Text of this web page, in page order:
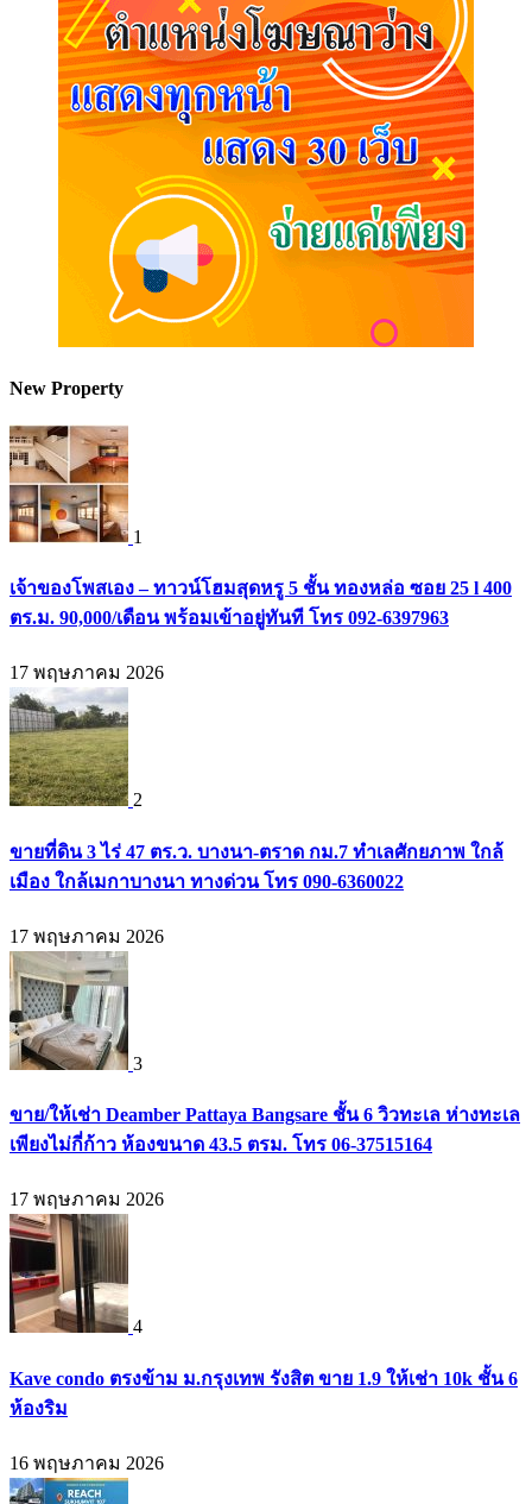
New Property
1
เจ้าของโพสเอง – ทาวน์โฮมสุดหรู 5 ชั้น ทองหล่อ ซอย 25 l 400
ตร.ม. 90,000/เดือน พร้อมเข้าอยู่ทันที โทร 092-6397963
17 พฤษภาคม 2026
2
ขายที่ดิน 3 ไร่ 47 ตร.ว. บางนา-ตราด กม.7 ทำเลศักยภาพ ใกล้
เมือง ใกล้เมกาบางนา ทางด่วน โทร 090-6360022
17 พฤษภาคม 2026
3
ขาย/ให้เช่า Deamber Pattaya Bangsare ชั้น 6 วิวทะเล ห่างทะเล
เพียงไม่กี่ก้าว ห้องขนาด 43.5 ตรม. โทร 06-37515164
17 พฤษภาคม 2026
4
Kave condo ตรงข้าม ม.กรุงเทพ รังสิต ขาย 1.9 ให้เช่า 10k ชั้น 6
ห้องริม
16 พฤษภาคม 2026